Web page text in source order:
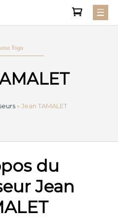
Yoga
»Jean TAMALET
du
Jean